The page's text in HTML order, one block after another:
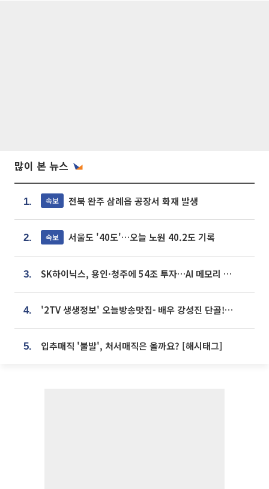
많이 본 뉴스
1. 속보 전북 완주 삼례읍 공장서 화재 발생
2. 속보 서울도 '40도'…오늘 노원 40.2도 기록
3. SK하이닉스, 용인·청주에 54조 투자…AI 메모리 생산기지 키운다
4. '2TV 생생정보' 오늘방송맛집- 배우 강성진 단골! 쌀국수ㆍ푸팟퐁 커리 맛집 '블○○○'
5. 입추매직 '불발', 처서매직은 올까요? [해시태그]